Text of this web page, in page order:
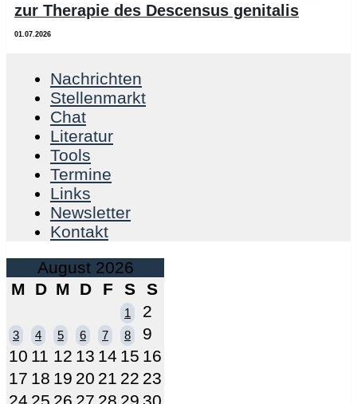
zur Therapie des Descensus genitalis
01.07.2026
Nachrichten
Stellenmarkt
Chat
Literatur
Tools
Termine
Links
Newsletter
Kontakt
August 2026
M
D M D F S S
1 2
3 4 5 6 7 8
9
10 11 12 13 14 15 16
17 18 19 20 21 22 23